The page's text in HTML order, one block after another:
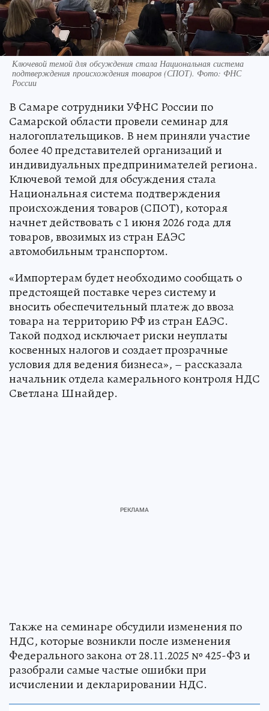
Ключевой темой для обсуждения стала Национальная система
подтверждения происхождения товаров (СПОТ). Фото: ФНС
России
В Самаре сотрудники УФНС России по
Самарской области провели семинар для
налогоплательщиков. В нем приняли участие
более 40 представителей организаций и
индивидуальных предпринимателей региона.
Ключевой темой для обсуждения стала
Национальная система подтверждения
происхождения товаров (СПОТ), которая
начнет действовать с 1 июня 2026 года для
товаров, ввозимых из стран ЕАЭС
автомобильным транспортом.
«Импортерам будет необходимо сообщать о
предстоящей поставке через систему и
вносить обеспечительный платеж до ввоза
товара на территорию РФ из стран ЕАЭС.
Такой подход исключает риски неуплаты
косвенных налогов и создает прозрачные
условия для ведения бизнеса», – рассказала
начальник отдела камерального контроля НДС
Светлана Шнайдер.
Также на семинаре обсудили изменения по
НДС, которые возникли после изменения
Федерального закона от 28.11.2025 № 425-ФЗ и
разобрали самые частые ошибки при
исчислении и декларировании НДС.